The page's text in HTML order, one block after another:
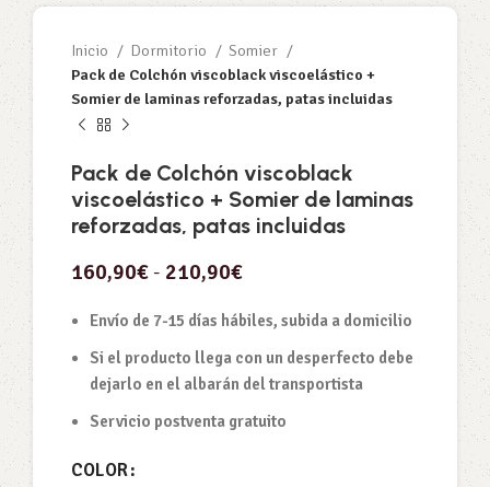
Inicio Dormitorio
Somier
Pack de Colchón viscoblack viscoelástico +
Somier de laminas reforzadas, patas incluidas
Pack de Colchón viscoblack
viscoelástico + Somier de laminas
reforzadas, patas incluidas
160,90€ - 210,90€
Envío de 7-15 días hábiles, subida a domicilio
Si el producto llega con un desperfecto debe
dejarlo en el albarán del transportista
Servicio postventa gratuito
COLOR